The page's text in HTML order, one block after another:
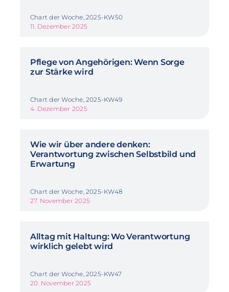
Chart der Woche, 2025-KW50
11. Dezember 2025
Pflege von Angehörigen: Wenn Sorge
zur Stärke wird
Chart der Woche, 2025-KW49
4. Dezember 2025
Wie wir über andere denken:
Verantwortung zwischen Selbstbild und
Erwartung
Chart der Woche, 2025-KW48
27. November 2025
Alltag mit Haltung: Wo Verantwortung
wirklich gelebt wird
Chart der Woche, 2025-KW47
20. November 2025